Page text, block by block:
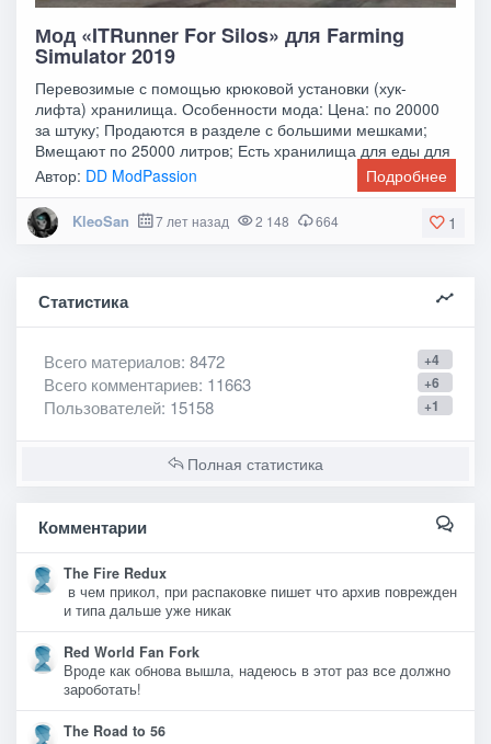
Мод «ITRunner For Silos» для Farming
Simulator 2019
Перевозимые с помощью крюковой установки (хук-
лифта) хранилища. Особенности мода: Цена: по 20000
за штуку; Продаются в разделе с большими мешками;
Вмещают по 25000 литров; Есть хранилища для еды для
Автор: DD ModPassion Подробнее
1
KleoSan 7 лет назад 2 148 664
Статистика
+4
Всего материалов: 8472
+6
Всего комментариев: 11663
+1
Пользователей: 15158
Полная статистика
Комментарии
The Fire Redux
в чем прикол, при распаковке пишет что архив поврежден
и типа дальше уже никак
Red World Fan Fork
Вроде как обнова вышла, надеюсь в этот раз все должно
зароботать!
The Road to 56